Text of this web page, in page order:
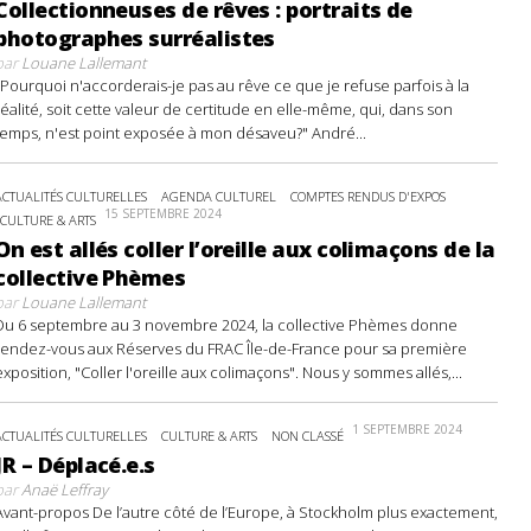
de rêves : portraits de
surréalistes
Louane Lallemant
n'accorderais-je pas au rêve ce que je refuse parfois à la
soit cette valeur de certitude en elle-même, qui, dans son
n'est point exposée à mon désaveu?" André...
CULTURELLES AGENDA CULTUREL
COMPTES RENDUS D'EXPOS
CULTURE & ARTS 15 SEPTEMBRE 2024
est allés coller l’oreille aux colimaçons de la
Phèmes
Louane Lallemant
6 septembre au 3 novembre 2024, la collective Phèmes donne
vous aux Réserves du FRAC Île-de-France pour sa première
"Coller l'oreille aux colimaçons". Nous y sommes allés,...
CULTURELLES CULTURE & ARTS NON CLASSÉ 1 SEPTEMBRE 2024
– Déplacé.e.s
Anaë Leffray
propos De l’autre côté de l’Europe, à Stockholm plus exactement,